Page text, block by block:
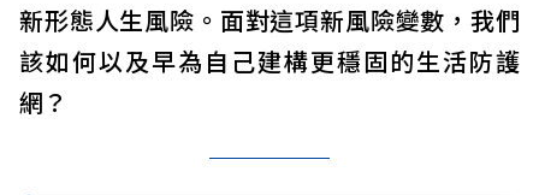
新形態人生風險。面對這項新風險變數，我們
該如何以及早為自己建構更穩固的生活防護
網？